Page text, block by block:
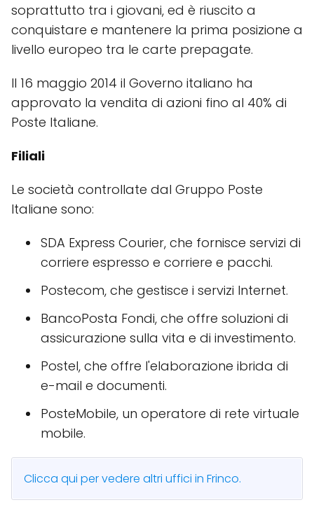
soprattutto tra i giovani, ed è riuscito a
conquistare e mantenere la prima posizione a
livello europeo tra le carte prepagate.
Il 16 maggio 2014 il Governo italiano ha
approvato la vendita di azioni fino al 40% di
Poste Italiane.
Filiali
Le società controllate dal Gruppo Poste
Italiane sono:
SDA Express Courier, che fornisce servizi di
corriere espresso e corriere e pacchi.
Postecom, che gestisce i servizi Internet.
BancoPosta Fondi, che offre soluzioni di
assicurazione sulla vita e di investimento.
Postel, che offre l'elaborazione ibrida di
e-mail e documenti.
PosteMobile, un operatore di rete virtuale
mobile.
Clicca qui per vedere altri uffici in Frinco.